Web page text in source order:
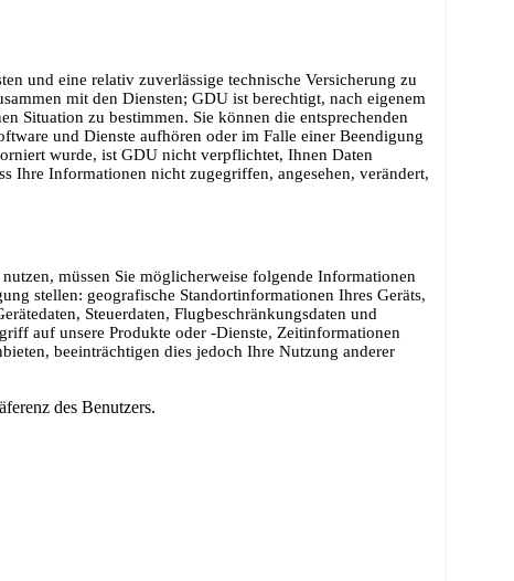
und eine relativ zuverlässige technische Versicherung zu
mit den Diensten; GDU ist berechtigt, nach eigenem
Situation zu bestimmen. Sie können die entsprechenden
und Dienste aufhören oder im Falle einer Beendigung
wurde, ist GDU nicht verpflichtet, Ihnen Daten
Ihre Informationen nicht zugegriffen, angesehen, verändert,
müssen Sie möglicherweise folgende Informationen
stellen: geografische Standortinformationen Ihres Geräts,
Steuerdaten, Flugbeschränkungsdaten und
auf unsere Produkte oder -Dienste, Zeitinformationen
beeinträchtigen dies jedoch Ihre Nutzung anderer
des Benutzers.